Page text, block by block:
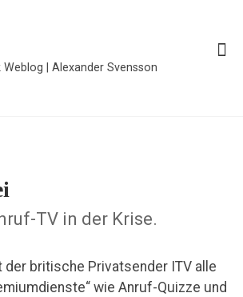
| Alexander Svensson
TV in der Krise.
der britische Privatsender ITV alle
wie Anruf-Quizze und